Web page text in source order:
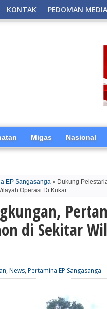
KONTAK PEDOMAN
Migas Nasional
EP Sangasanga » Dukung
Operasi Di Kukar
di Sekitar
, News, Pertamina EP Sangasanga